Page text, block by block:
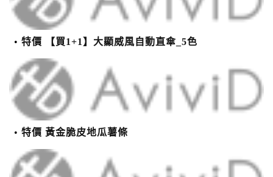
特價 【買1+1】大顯威風自動直傘_5色
特價 黃金脆皮地瓜薯條